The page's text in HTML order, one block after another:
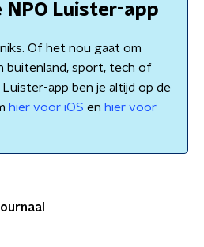
NPO Luister-app
Of het nou gaat om
buitenland, sport, tech of
app ben je altijd op de
hier voor iOS en hier voor